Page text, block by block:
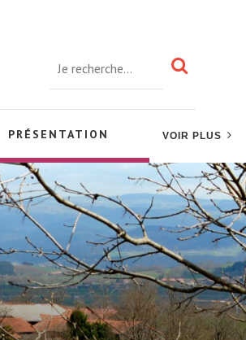
PRÉSENTATION VOIR PLUS